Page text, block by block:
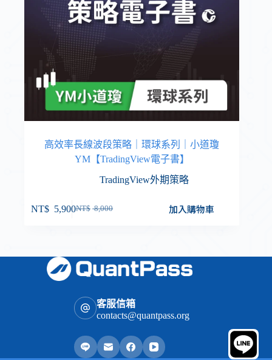
高效率長線波段策略｜環球系列｜小道瓊
YM【TradingView電子書】
TradingView外期策略
NT$ 8,000
NT$ 5,900 加入購物車
客服信箱
contacts@quantpass.org